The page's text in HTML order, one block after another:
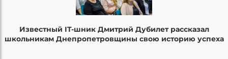
Известный IT-шник Дмитрий Дубилет рассказал
школьникам Днепропетровщины свою историю успеха